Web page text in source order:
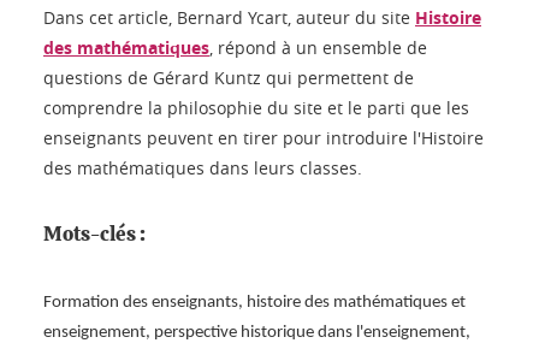
Dans cet article, Bernard Ycart, auteur du site Histoire
des mathématiques, répond à un ensemble de
questions de Gérard Kuntz qui permettent de
comprendre la philosophie du site et le parti que les
enseignants peuvent en tirer pour introduire l'Histoire
des mathématiques dans leurs classes.
Mots-clés :
Formation des enseignants, histoire des mathématiques et
enseignement, perspective historique dans l'enseignement,